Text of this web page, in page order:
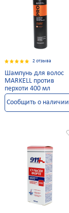
2 отзыва
Шампунь для волос
MARKELL против
перхоти 400 мл
Сообщить о наличии